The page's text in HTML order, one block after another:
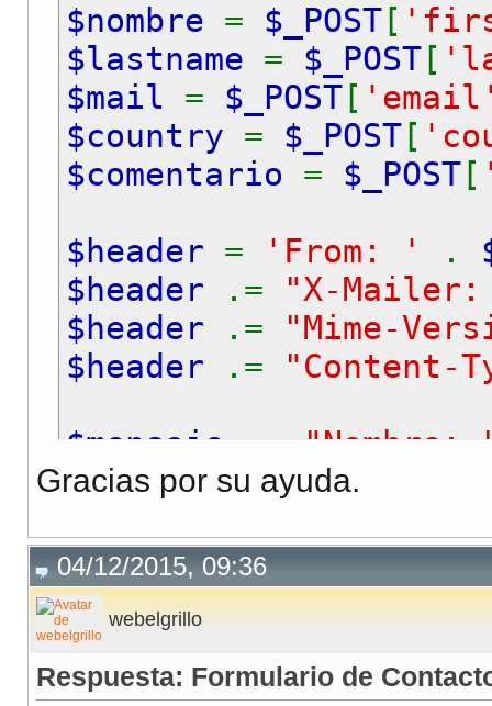
$nombre = $_POST [
$lastname = $_POST [
$mail = $_POST [
$country = $_POST [
$comentario = $_POST [
$header = 'From: ' .
$header
.=
"X-
$header
.=
"Mime-
$header
.=
"Content-
$mensaje
$mensaje.=
$mensaje.="Pais: "
$mensaje
$mensaje.=
Gracias por su ayuda.
04/12/2015, 09:36
webelgrillo
Respuesta: Formulario de